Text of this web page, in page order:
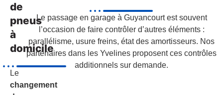
de
pneus
à
domicile
Le
changement
Le passage en garage à Guyancourt est souvent
l’occasion de faire contrôler d’autres éléments :
parallélisme, usure freins, état des amortisseurs. Nos
partenaires dans les Yvelines proposent ces contrôles
additionnels sur demande.